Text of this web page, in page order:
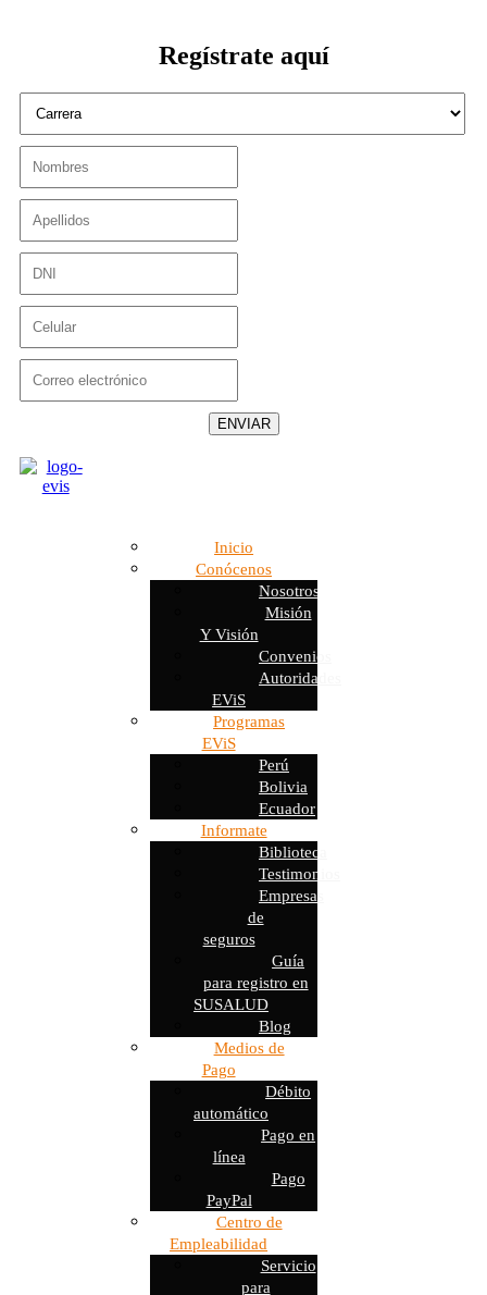
Regístrate aquí
ENVIAR
Inicio
Conócenos
Nosotros
Misión
Y Visión
Convenios
Autoridades
EViS
Programas
EViS
Perú
Bolivia
Ecuador
Informate
Biblioteca
Testimonios
Empresas
de
seguros
Guía
para registro en
SUSALUD
Blog
Medios de
Pago
Débito
automático
Pago en
línea
Pago
PayPal
Centro de
Empleabilidad
Servicio
para